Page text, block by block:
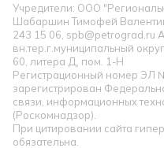
Учредители: ООО
Шабаршин Тимофей
243 15 06, spb@petrograd.ru
вн.тер.г.муниципальный
60, литера Д, пом. 1-Н
Регистрационный номер ЭЛ
зарегистрирован
связи, информационных
(Роскомнадзор).
При цитировании сайта
обязательна.